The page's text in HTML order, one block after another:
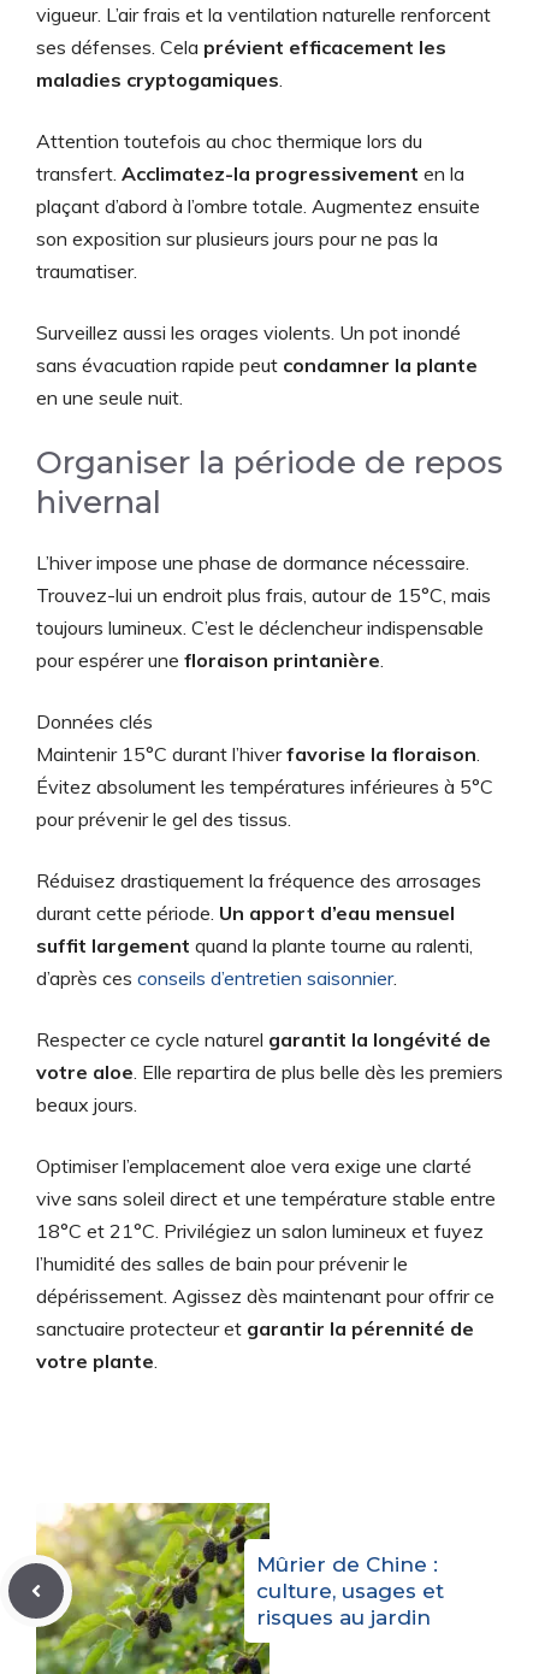
vigueur. L’air frais et la ventilation naturelle renforcent
ses défenses. Cela prévient efficacement les
maladies cryptogamiques
Attention toutefois au choc thermique lors du
transfert. Acclimatez-la progressivement en la
plaçant d’abord à l’ombre totale. Augmentez ensuite
son exposition sur plusieurs jours pour ne pas la
traumatiser.
Surveillez aussi les orages violents. Un pot inondé
sans évacuation rapide peut condamner la plante
en une seule nuit.
Organiser la période de repos
hivernal
L’hiver impose une phase de dormance nécessaire.
Trouvez-lui un endroit plus frais, autour de 15°C, mais
toujours lumineux. C’est le déclencheur indispensable
pour espérer une floraison printanière
Données clés
Maintenir 15°C durant l’hiverfavorise la floraison
Évitez absolument les températures inférieures à 5°C
pour prévenir le gel des tissus.
Réduisez drastiquement la fréquence des arrosages
durant cette période. Un apport d’eau mensuel
suffit largement quand la plante tourne au ralenti,
d’après ces conseils d’entretien saisonnier.
Respecter ce cycle naturel garantit la longévité de
votre aloe . Elle repartira de plus belle dès les premiers
beaux jours.
Optimiser l’emplacement aloe vera exige une clarté
vive sans soleil direct et une température stable entre
18°C et 21°C. Privilégiez un salon lumineux et fuyez
l’humidité des salles de bain pour prévenir le
dépérissement. Agissez dès maintenant pour offrir ce
sanctuaire protecteur et garantir la pérennité de
votre plante
Mûrier de Chine :
culture, usages et
risques au jardin